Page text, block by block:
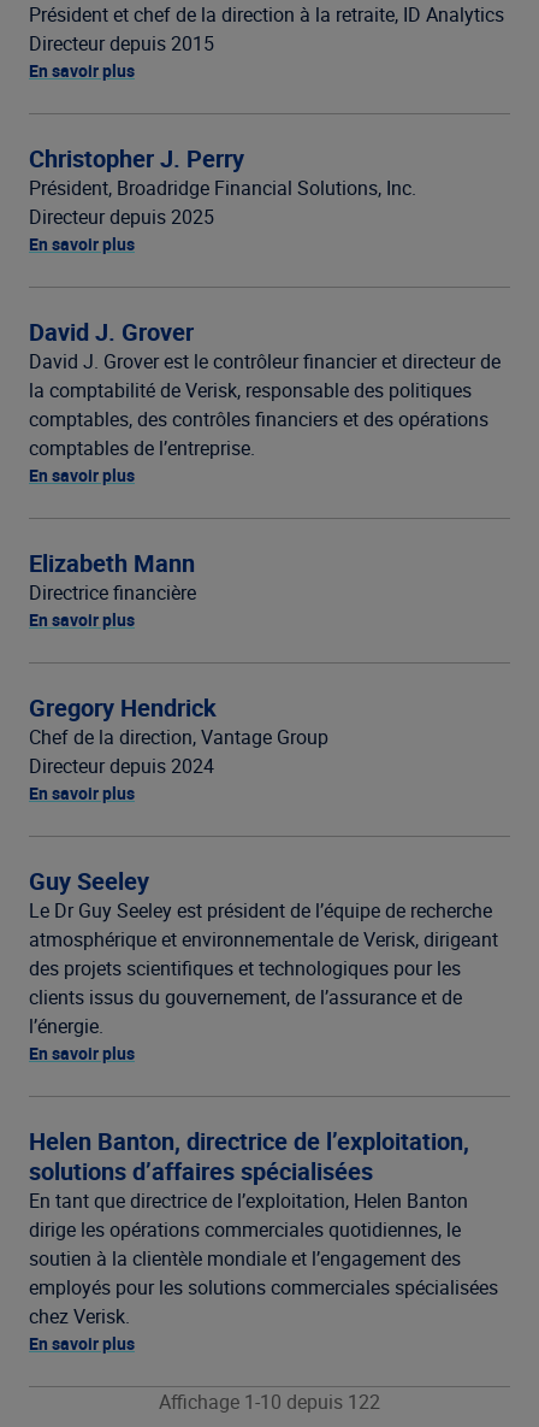
Président et chef de la direction à la retraite, ID Analytics
Directeur depuis 2015
En savoir plus
Christopher J. Perry
Président, Broadridge Financial Solutions, Inc.
Directeur depuis 2025
En savoir plus
David J. Grover
David J. Grover est le contrôleur financier et directeur de
la comptabilité de Verisk, responsable des politiques
comptables, des contrôles financiers et des opérations
comptables de l’entreprise.
En savoir plus
Elizabeth Mann
Directrice financière
En savoir plus
Gregory Hendrick
Chef de la direction, Vantage Group
Directeur depuis 2024
En savoir plus
Guy Seeley
Le Dr Guy Seeley est président de l’équipe de recherche
atmosphérique et environnementale de Verisk, dirigeant
des projets scientifiques et technologiques pour les
clients issus du gouvernement, de l’assurance et de
l’énergie.
En savoir plus
Helen Banton, directrice de l’exploitation,
solutions d’affaires spécialisées
En tant que directrice de l’exploitation, Helen Banton
dirige les opérations commerciales quotidiennes, le
soutien à la clientèle mondiale et l’engagement des
employés pour les solutions commerciales spécialisées
chez Verisk.
En savoir plus
Affichage 1-10 depuis 122